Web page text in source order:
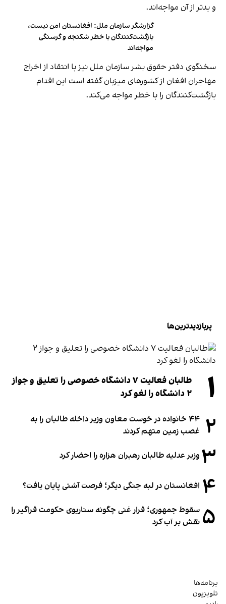
و بدتر از آن مواجه‌اند.
گزارشگر سازمان ملل: افغانستان امن نیست،
بازگشت‌کنندگان با خطر شکنجه و گرسنگی
مواجه‌اند
سخنگوی دفتر حقوق بشر سازمان ملل نیز با انتقاد از اخراج
مهاجران افغان از کشورهای میزبان گفته است این اقدام
بازگشت‌کنندگان را با خطر مواجه می‌کند.
پربازدیدترین‌ها
۱
طالبان فعالیت ۷ دانشگاه خصوصی را تعلیق و جواز
۲ دانشگاه را لغو کرد
۲
۴۴ خانواده در خوست معاون وزیر داخله طالبان را به
غصب زمین متهم کردند
۳ وزیر عدلیه طالبان رهبران هزاره را احضار کرد
۴ افغانستان در لبه جنگی دیگر؛ فرصت آشتی پایان یافت؟
۵ سقوط جمهوری؛ فرار غنی چگونه سناریوی حکومت فراگیر را
نقش بر آب کرد
برنامه‌ها
تلویزیون